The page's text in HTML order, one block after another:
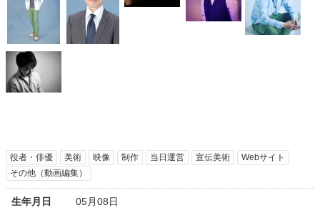
役者・俳優 美術 映像 制作 当日運営 宣伝美術
Webサイト
その他（動画編集）
生年月日 05月08日